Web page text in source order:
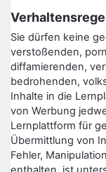
Sie dürfen keine
verstoßenden,
diffamierenden,
bedrohenden,
Inhalte in die
von Werbung
Lernplattform für
Übermittlung von
Fehler,